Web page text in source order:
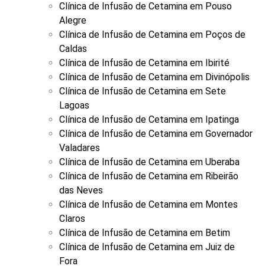
Clínica de Infusão de Cetamina em Pouso
Alegre
Clínica de Infusão de Cetamina em Poços de
Caldas
Clínica de Infusão de Cetamina em Ibirité
Clínica de Infusão de Cetamina em Divinópolis
Clínica de Infusão de Cetamina em Sete
Lagoas
Clínica de Infusão de Cetamina em Ipatinga
Clínica de Infusão de Cetamina em Governador
Valadares
Clínica de Infusão de Cetamina em Uberaba
Clínica de Infusão de Cetamina em Ribeirão
das Neves
Clínica de Infusão de Cetamina em Montes
Claros
Clínica de Infusão de Cetamina em Betim
Clínica de Infusão de Cetamina em Juiz de
Fora